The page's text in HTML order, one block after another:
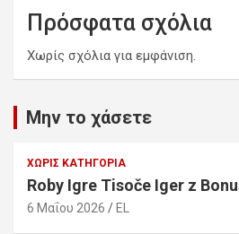
Πρόσφατα σχόλια
Χωρίς σχόλια για εμφάνιση.
Μην το χάσετε
ΧΩΡΊΣ ΚΑΤΗΓΟΡΊΑ
Roby Igre Tisoče Iger z
6 Μαΐου 2026 EL